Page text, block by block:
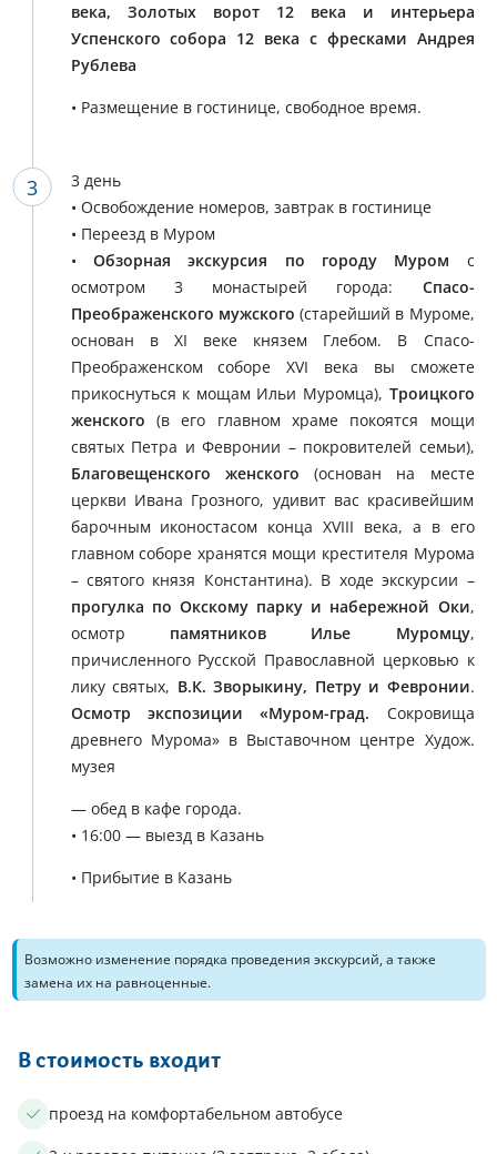
века, Золотых ворот 12 века и интерьера
Успенского собора 12 века с фресками Андрея
Рублева
• Размещение в гостинице, свободное время.
3 день
• Освобождение номеров, завтрак в гостинице
• Переезд в Муром
• Обзорная экскурсия по городу Муром с
осмотром 3 монастырей города: Спасо-
Преображенского мужского (старейший в Муроме,
основан в XI веке князем Глебом. В Спасо-
Преображенском соборе XVI века вы сможете
прикоснуться к мощам Ильи Муромца), Троицкого
женского (в его главном храме покоятся мощи
святых Петра и Февронии – покровителей семьи),
Благовещенского женского (основан на месте
церкви Ивана Грозного, удивит вас красивейшим
барочным иконостасом конца XVIII века, а в его
главном соборе хранятся мощи крестителя Мурома
– святого князя Константина). В ходе экскурсии –
прогулка по Окскому парку и набережной Оки,
осмотр памятников Илье Муромцу,
причисленного Русской Православной церковью к
лику святых, В.К. Зворыкину, Петру и Февронии.
Осмотр экспозиции «Муром-град. Сокровища
древнего Мурома» в Выставочном центре Худож.
музея
— обед в кафе города.
• 16:00 — выезд в Казань
• Прибытие в Казань
Возможно изменение порядка проведения экскурсий, а также
замена их на равноценные.
В стоимость входит
проезд на комфортабельном автобусе